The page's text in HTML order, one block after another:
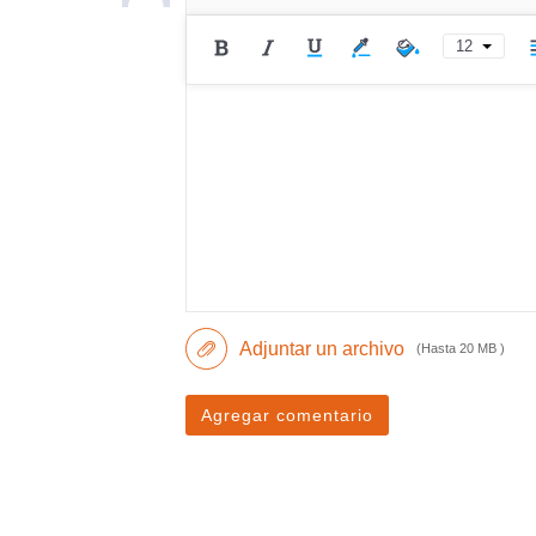
12
Adjuntar un archivo (Hasta 20 MB )
Agregar comentario